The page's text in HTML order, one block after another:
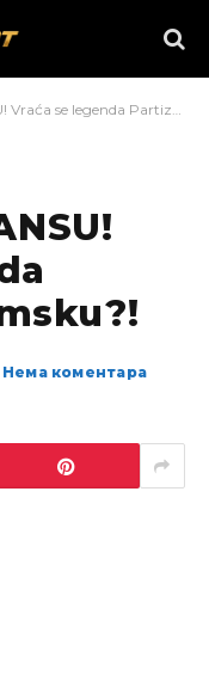
legenda Partizana u Humsku?!
Нема коментара